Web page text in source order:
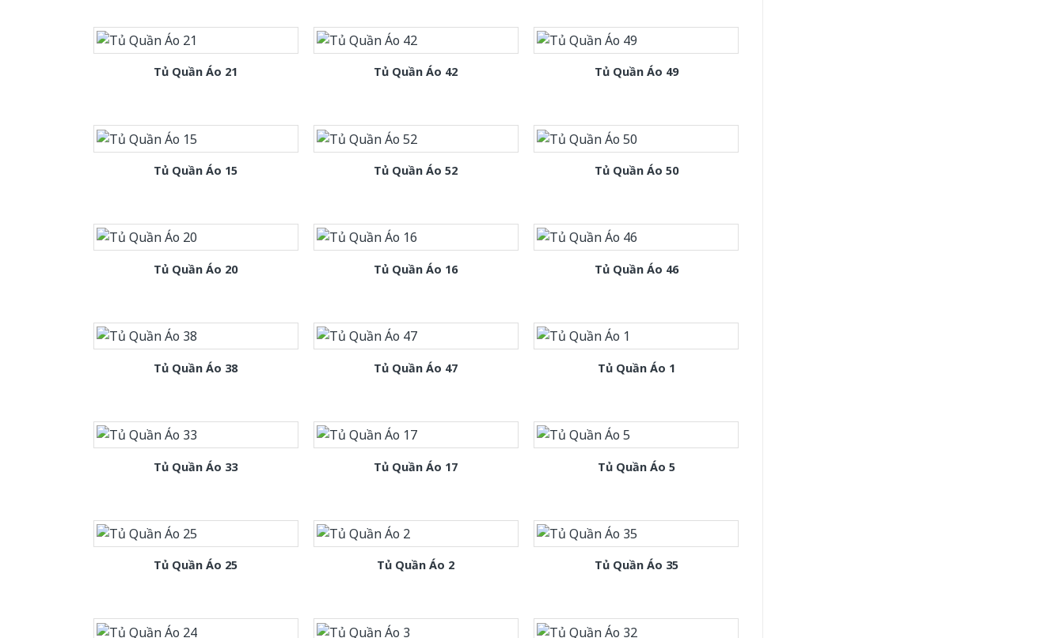
Tủ Quần Áo 21 Tủ Quần Áo 42 Tủ Quần Áo 49
Tủ Quần Áo 15 Tủ Quần Áo 52 Tủ Quần Áo 50
Tủ Quần Áo 20 Tủ Quần Áo 16 Tủ Quần Áo 46
Tủ Quần Áo 38 Tủ Quần Áo 47 Tủ Quần Áo 1
Tủ Quần Áo 33 Tủ Quần Áo 17 Tủ Quần Áo 5
Tủ Quần Áo 25 Tủ Quần Áo 2 Tủ Quần Áo 35